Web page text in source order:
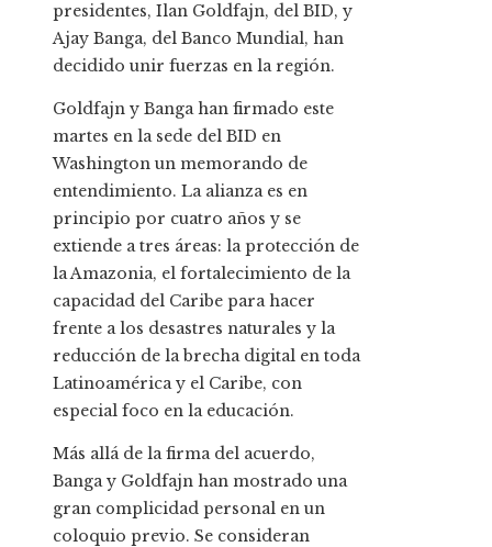
presidentes, Ilan Goldfajn, del BID, y
Ajay Banga, del Banco Mundial, han
decidido unir fuerzas en la región.
Goldfajn y Banga han firmado este
martes en la sede del BID en
Washington un memorando de
entendimiento. La alianza es en
principio por cuatro años y se
extiende a tres áreas: la protección de
la Amazonia, el fortalecimiento de la
capacidad del Caribe para hacer
frente a los desastres naturales y la
reducción de la brecha digital en toda
Latinoamérica y el Caribe, con
especial foco en la educación.
Más allá de la firma del acuerdo,
Banga y Goldfajn han mostrado una
gran complicidad personal en un
coloquio previo. Se consideran